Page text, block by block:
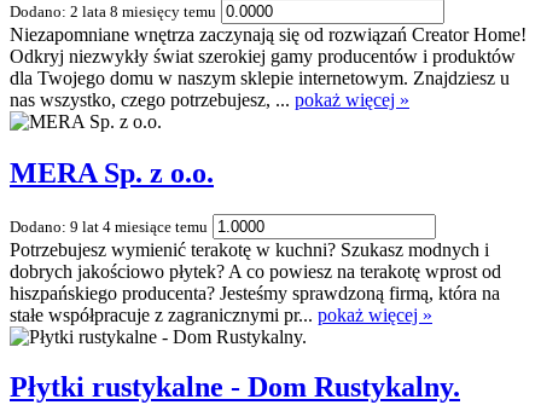
Dodano: 2 lata 8 miesięcy temu
Niezapomniane wnętrza zaczynają się od rozwiązań Creator Home!
Odkryj niezwykły świat szerokiej gamy producentów i produktów
dla Twojego domu w naszym sklepie internetowym. Znajdziesz u
nas wszystko, czego potrzebujesz, ... pokaż więcej »
MERA Sp. z o.o.
Dodano: 9 lat 4 miesiące temu
Potrzebujesz wymienić terakotę w kuchni? Szukasz modnych i
dobrych jakościowo płytek? A co powiesz na terakotę wprost od
hiszpańskiego producenta? Jesteśmy sprawdzoną firmą, która na
stałe współpracuje z zagranicznymi pr... pokaż więcej »
Płytki rustykalne - Dom Rustykalny.